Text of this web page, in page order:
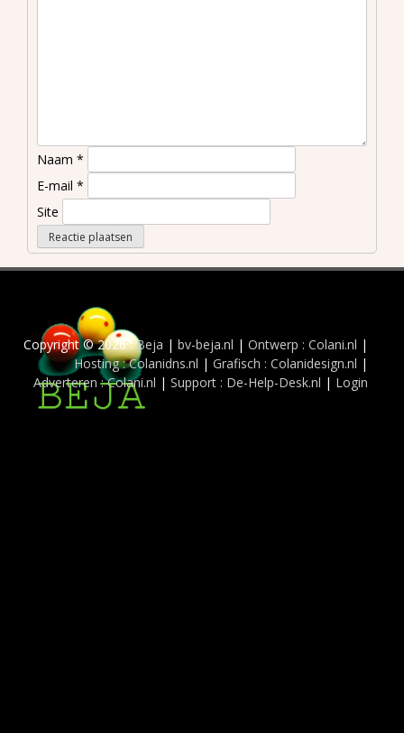
Naam *
E-mail *
Site
Copyright © 2026 :Beja | bv-beja.nl | Ontwerp : Colani.nl |
Hosting : Colanidns.nl | Grafisch : Colanidesign.nl |
Adverteren : Colani.nl | Support : De-Help-Desk.nl | Login